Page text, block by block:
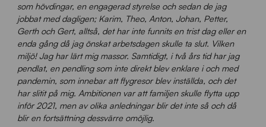
som hövdingar, en engagerad styrelse och sedan de jag
jobbat med dagligen; Karim, Theo, Anton, Johan, Petter,
Gerth och Gert, alltså, det har inte funnits en trist dag eller en
enda gång då jag önskat arbetsdagen skulle ta slut. Vilken
miljö! Jag har lärt mig massor. Samtidigt, i två års tid har jag
pendlat, en pendling som inte direkt blev enklare i och med
pandemin, som innebar att flygresor blev inställda, och det
har slitit på mig. Ambitionen var att familjen skulle flytta upp
inför 2021, men av olika anledningar blir det inte så och då
blir en fortsättning dessvärre omöjlig.